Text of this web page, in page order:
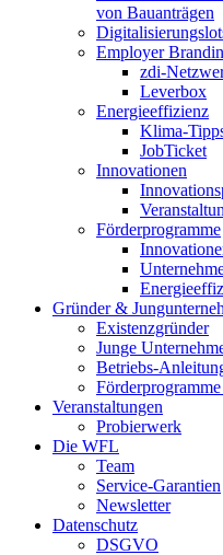
von Bauanträgen
Employer
zdi-
Leverbox
Energieeffizienz
Klima-
JobTicket
Innovationen
Förderprogramme
Gründer &
Existenzgründer
Junge
Betriebs-
Veranstaltungen
Probierwerk
Die WFL
Team
Service-Garantien
Newsletter
Datenschutz
DSGVO